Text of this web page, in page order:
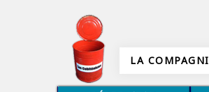
LA